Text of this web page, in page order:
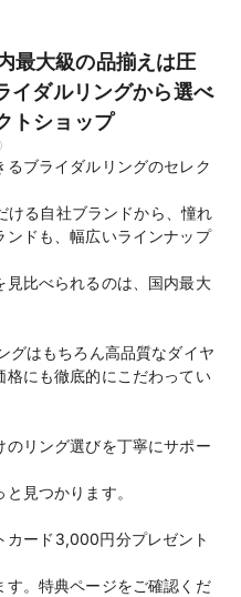
最大級の品揃えは圧
イダルリングから選べ
トショップ
るブライダルリングのセレク
る自社ブランドから、憧れ
ドも、幅広いラインナップ
比べられるのは、国内最大
グはもちろん高品質なダイヤ
にも徹底的にこだわってい
リング選びを丁寧にサポー
見つかります。
ード3,000円分プレゼント
。特典ページをご確認くだ